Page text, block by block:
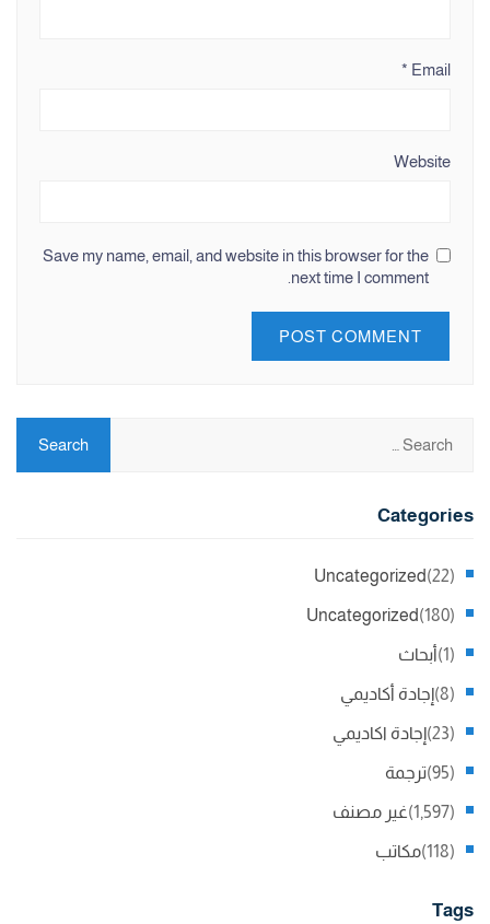
Email
*
Website
Save my name, email, and website in this browser for the
next time I comment.
Categories
Uncategorized (22)
Uncategorized (180)
أبحاث (1)
إجادة أكاديمي (8)
إجادة اكاديمي (23)
ترجمة (95)
غير مصنف (1,597)
مكاتب (118)
Tags